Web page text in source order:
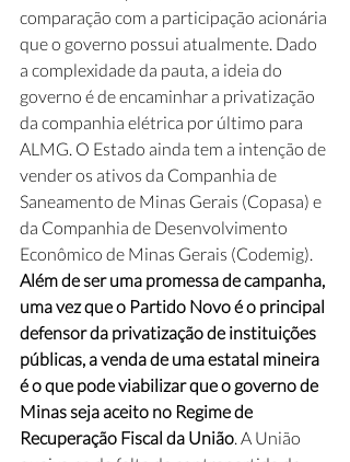
comparação com a participação acionária
que o governo possui atualmente. Dado
a complexidade da pauta, a ideia do
governo é de encaminhar a privatização
da companhia elétrica por último para
ALMG. O Estado ainda tem a intenção de
vender os ativos da Companhia de
Saneamento de Minas Gerais (Copasa) e
da Companhia de Desenvolvimento
Econômico de Minas Gerais (Codemig).
Além de ser uma promessa de campanha,
uma vez que o Partido Novo é o principal
defensor da privatização de instituições
públicas, a venda de uma estatal mineira
é o que pode viabilizar que o governo de
Minas seja aceito no Regime de
Recuperação Fiscal da União. A União